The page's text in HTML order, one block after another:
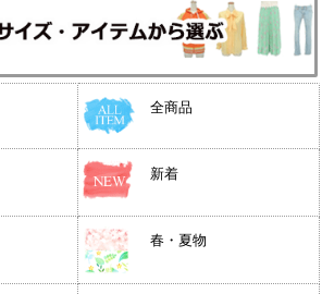
全商品
新着
春・夏物